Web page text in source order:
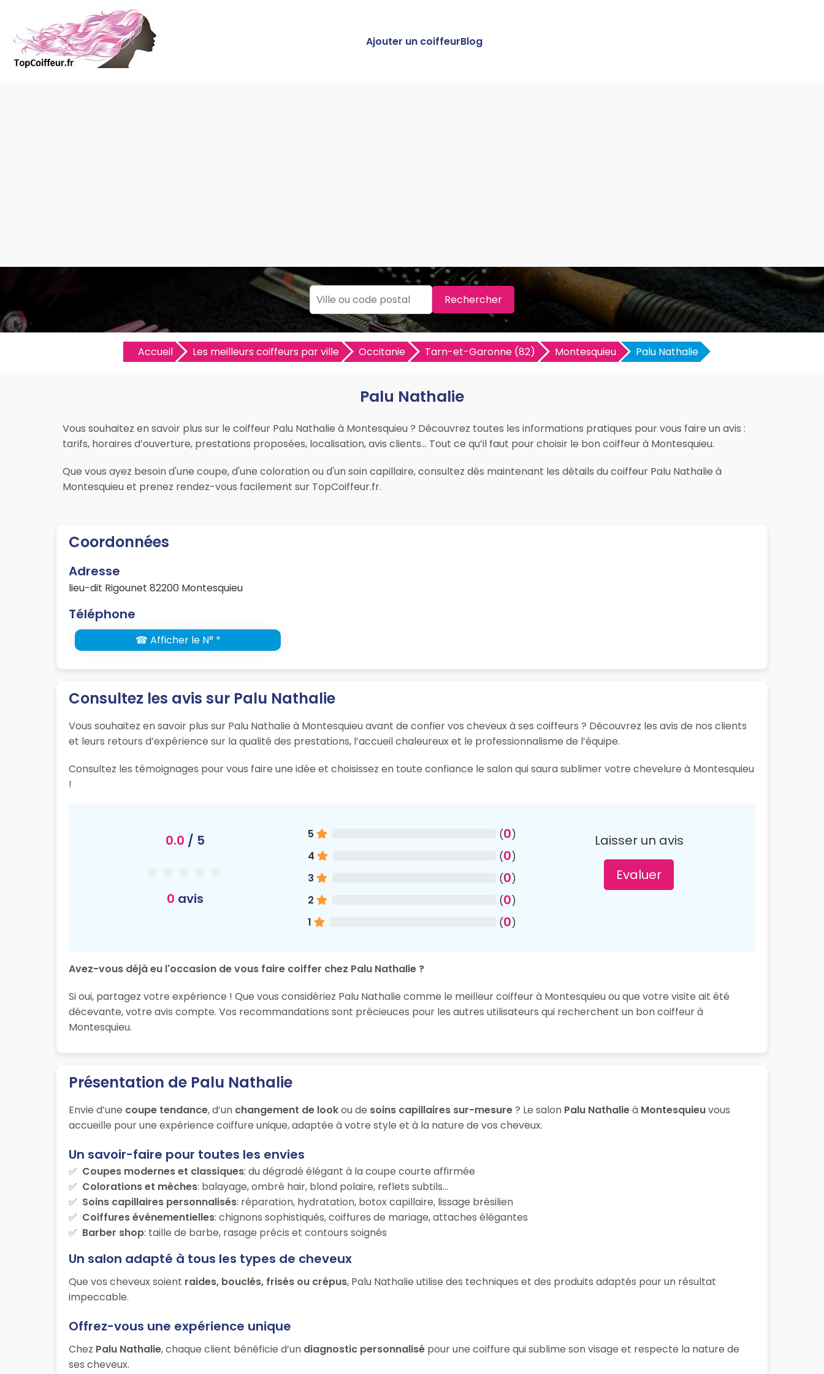
Ajouter un coiffeurBlog
Rechercher
Accueil Les meilleurs coiffeurs par ville Occitanie Tarn-et-Garonne (82) Montesquieu Palu Nathalie
Palu Nathalie
Vous souhaitez en savoir plus sur le coiffeur Palu Nathalie à Montesquieu ? Découvrez toutes les informations pratiques pour vous faire un avis :
tarifs, horaires d’ouverture, prestations proposées, localisation, avis clients… Tout ce qu’il faut pour choisir le bon coiffeur à Montesquieu.
Que vous ayez besoin d'une coupe, d'une coloration ou d'un soin capillaire, consultez dès maintenant les détails du coiffeur Palu Nathalie à
Montesquieu et prenez rendez-vous facilement sur TopCoiffeur.fr.
Coordonnées
Adresse
lieu-dit Rigounet 82200 Montesquieu
Téléphone
☎ Afficher le N° *
Consultez les avis sur Palu Nathalie
Vous souhaitez en savoir plus sur Palu Nathalie à Montesquieu avant de confier vos cheveux à ses coiffeurs ? Découvrez les avis de nos clients
et leurs retours d’expérience sur la qualité des prestations, l’accueil chaleureux et le professionnalisme de l’équipe.
Consultez les témoignages pour vous faire une idée et choisissez en toute confiance le salon qui saura sublimer votre chevelure à Montesquieu
!
0.0 / 5
0 avis
5 (0)
4
(0)
3
(0)
2
(0)
1
(0)
Laisser un avis
Evaluer
Avez-vous déjà eu l'occasion de vous faire coiffer chez Palu Nathalie ?
Si oui, partagez votre expérience ! Que vous considériez Palu Nathalie comme le meilleur coiffeur à Montesquieu ou que votre visite ait été
décevante, votre avis compte. Vos recommandations sont précieuces pour les autres utilisateurs qui recherchent un bon coiffeur à
Montesquieu.
Présentation de Palu Nathalie
Envie d’une coupe tendance, d’un changement de lookou de soins capillaires sur-mesure? Le salon Palu Nathalieà Montesquieuvous
accueille pour une expérience coiffure unique, adaptée à votre style et à la nature de vos cheveux.
Un savoir-faire pour toutes les envies
Coupes modernes et classiques: du dégradé élégant à la coupe courte affirmée
Colorations et mèches: balayage, ombré hair, blond polaire, reflets subtils…
Soins capillaires personnalisés: réparation, hydratation, botox capillaire, lissage brésilien
Coiffures événementielles: chignons sophistiqués, coiffures de mariage, attaches élégantes
Barber shop: taille de barbe, rasage précis et contours soignés
Un salon adapté à tous les types de cheveux
Que vos cheveux soient raides, bouclés, frisés ou crépus, Palu Nathalie utilise des techniques et des produits adaptés pour un résultat
impeccable.
Offrez-vous une expérience unique
Chez Palu Nathalie, chaque client bénéficie d’un diagnostic personnalisé pour une coiffure qui sublime son visage et respecte la nature de
ses cheveux.